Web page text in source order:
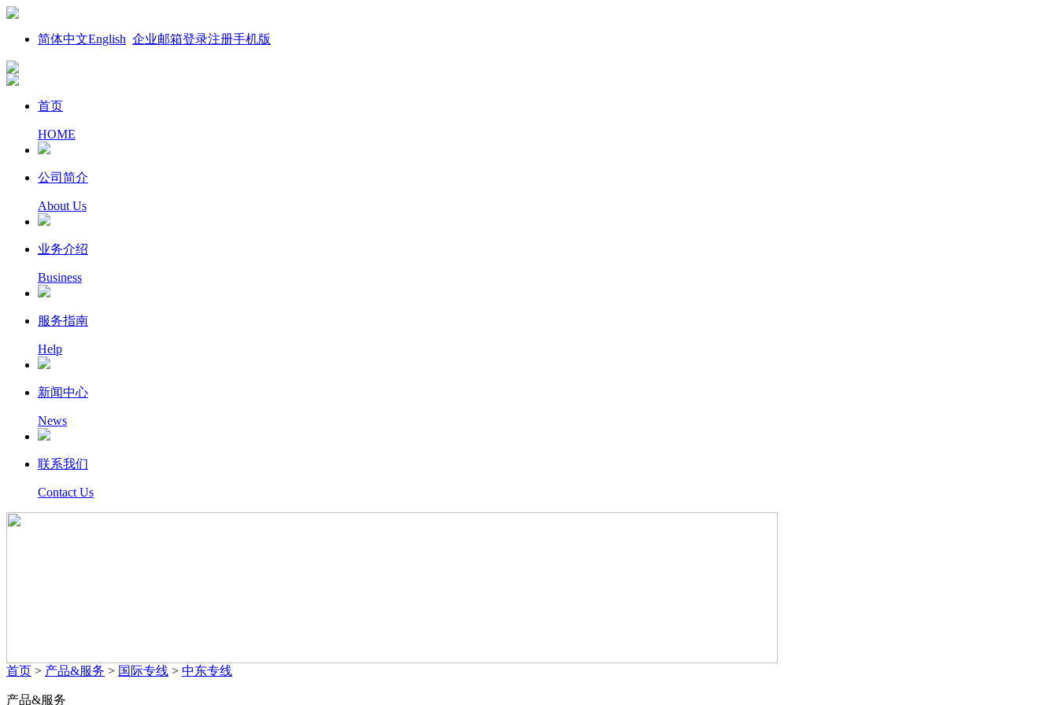
简体中文English 企业邮箱登录注册手机版
首页
HOME
公司简介
About Us
业务介绍
Business
服务指南
Help
新闻中心
News
联系我们
Contact Us
首页 > 产品&服务 > 国际专线 > 中东专线
产品&服务